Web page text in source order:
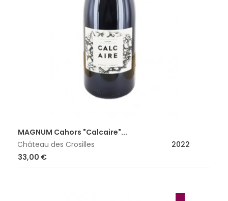
MAGNUM Cahors "Calcaire"...
Château des Crosilles
2022
33,00 €Prix